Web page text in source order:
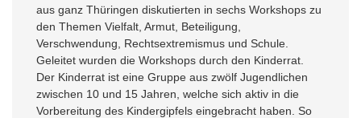
aus ganz Thüringen diskutierten in sechs Workshops zu
den Themen Vielfalt, Armut, Beteiligung,
Verschwendung, Rechtsextremismus und Schule.
Geleitet wurden die Workshops durch den Kinderrat.
Der Kinderrat ist eine Gruppe aus zwölf Jugendlichen
zwischen 10 und 15 Jahren, welche sich aktiv in die
Vorbereitung des Kindergipfels eingebracht haben. So